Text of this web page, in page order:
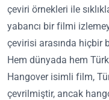
çeviri örnekleri ile
yabancı bir filmi
çevirisi arasında hiçbir
Hem dünyada hem
Hangover isimli film,
çevrilmiştir, ancak